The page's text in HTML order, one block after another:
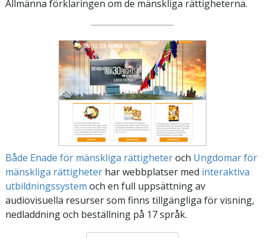
Allmänna förklaringen om de mänskliga rättigheterna.
Både Enade för mänskliga rättigheteroch Ungdomar för
mänskliga rättigheter har webbplatser med interaktiva
utbildningssystem och en full uppsättning av
audiovisuella resurser som finns tillgängliga för visning,
nedladdning och beställning på 17 språk.